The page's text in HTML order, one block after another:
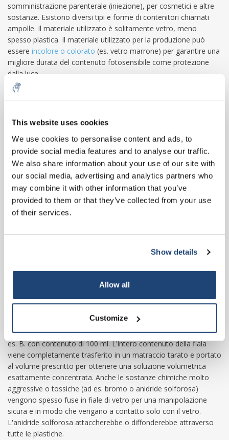
This website uses cookies
We use cookies to personalise content and ads, to
provide social media features and to analyse our traffic.
We also share information about your use of our site with
our social media, advertising and analytics partners who
may combine it with other information that you’ve
provided to them or that they’ve collected from your use
of their services.
Show details
Allow all
Customize
somministrazione parenterale (iniezione), per cosmetici e altre
sostanze. Esistono diversi tipi e forme di contenitori chiamati
ampolle. Il materiale utilizzato è solitamente vetro, meno
spesso plastica. Il materiale utilizzato per la produzione può
essere incolore o colorato (es. vetro marrone) per garantire una
migliore durata del contenuto fotosensibile come protezione
dalla luce.
droghe
I farmaci sterili sono spesso soluzioni iniettabili (es. vaccini
polvere (es. vaccini liofilizzati). Le fiale di solito contengono una
singola iniezione. Il volume nominale è solitamente di 1, 2, 5, 10,
20 o 50 ml I volumi maggiori sono generalmente destinati a dosi
di iniezione multiple, ad es. B. dieci lattine. La Farmacopea
Europea (Ph. Eur.) stabilisce requisiti speciali per i contenitori per
soluzioni iniettabili, ad es. B. la qualità del vetro.
cosmetici
Vengono prodotti anche preparati cosmetici in fiale. Questi sono
corrisponde a un'applicazione. Ciò consente un facile dosaggio e
previene la contaminazione da usi multipli.
Un tipo di fiala viene utilizzato anche come contenitore per
soluzioni standard prodotte industrialmente per titolazioni, ad
es. B. con contenuto di 100 ml. L'intero contenuto della fiala
viene completamente trasferito in un matraccio tarato e portato
al volume prescritto per ottenere una soluzione volumetrica
esattamente concentrata. Anche le sostanze chimiche molto
aggressive o tossiche (ad es. bromo o anidride solforosa)
vengono spesso fuse in fiale di vetro per una manipolazione
sicura e in modo che vengano a contatto solo con il vetro.
L'anidride solforosa attaccherebbe o diffonderebbe attraverso
tutte le plastiche.
5% off for your next order
Sign up for our newsletter to stay informed about
our new products, and receive a 10% discount on
your next purchase for all chemical products from
our own brand 😀
Your discount applies to orders above €50,00